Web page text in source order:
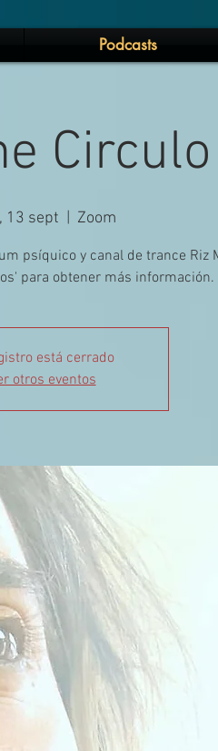
Podcasts
13 sept Zoom
psíquico y canal de trance Riz
para obtener más información.
está cerrado
otros eventos